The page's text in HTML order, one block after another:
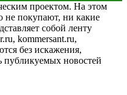
проектом. На этом
не покупают, ни какие
собой ленту
kommersant.ru,
без искажения,
публикуемых новостей